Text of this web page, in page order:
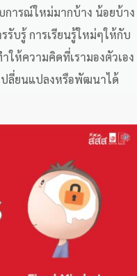
การณ์ใหม่มากบ้าง น้อยบ้าง
บรู้ การเรียนรู้ใหม่ๆให้กับ
ให้ความคิดที่เรามองตัวเอง
ปลี่ยนแปลงหรือพัฒนาได้